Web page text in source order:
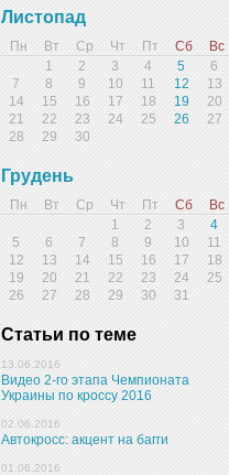
Листопад
Пн Вт Ср Чт Пт Сб
Вс
1
2 3 4 5
6
7
8 9 10 11 12
13
14
15 16 17 18 19
20
21
22 23 24 25 26
27
28
29 30
Грудень
Пн Вт Ср Чт Пт Сб
Вс
1
2 3
4
5
6 7 8 9 10
11
12
13 14 15 16 17
18
19
20 21 22 23 24
25
26
27 28 29 30 31
Статьи по теме
13.06.2016
Видео 2-го этапа Чемпионата
Украины по кроссу 2016
02.06.2016
Автокросс: акцент на багги
01.06.2016